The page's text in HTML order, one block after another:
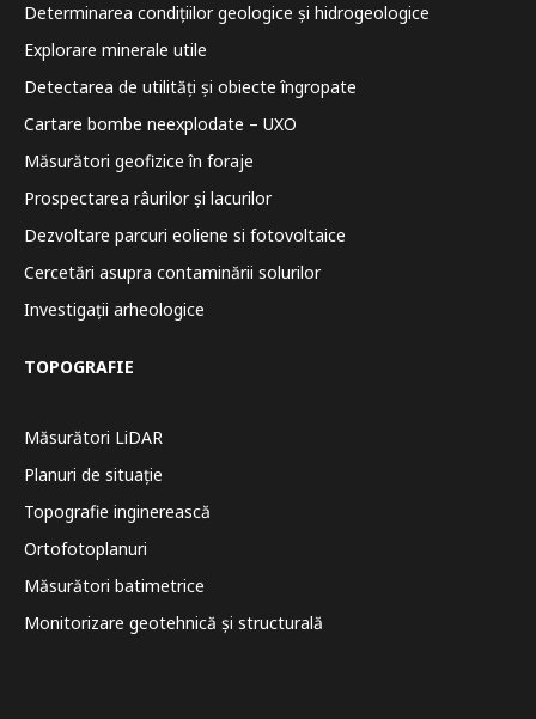
Determinarea condițiilor geologice și hidrogeologice
Explorare minerale utile
Detectarea de utilități și obiecte îngropate
Cartare bombe neexplodate – UXO
Măsurători geofizice în foraje
Prospectarea râurilor și lacurilor
Dezvoltare parcuri eoliene si fotovoltaice
Cercetări asupra contaminării solurilor
Investigații arheologice
TOPOGRAFIE
Măsurători LiDAR
Planuri de situație
Topografie inginerească
Ortofotoplanuri
Măsurători batimetrice
Monitorizare geotehnică și structurală